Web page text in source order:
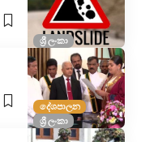
ශ්‍රී ලංකා
දේශපාලන
ශ්‍රී ලංකා